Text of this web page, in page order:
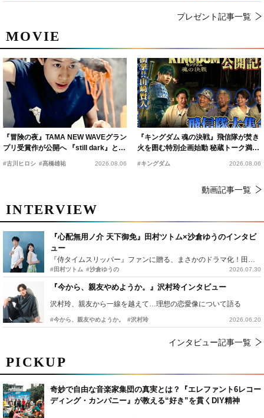
PICKUP
奇妙で自由な音楽家集団の真実とは？『エレファント6レコー
ディング・カンパニー』が教える“好き”を貫くDIY精神
MOVIE
『冒険の夜』TAMA NEW WAVEグラン
プリ受賞作が公開へ 『still dark』と同
時上映決定
#古川ヒロシ #髙橋雄祐 2026.08.06
『キングダム 魂の決戦』飛信隊が焚き
火を囲む特別企画始動 秘蔵トーク満載
の“キングダムキャンプ”開催
#キングダム 2026.08.06
動画記事一覧
INTERVIEW
『心配無用ノ介 天下御免』田村ツトム×沙倉ゆうのインタビ
ュー
『侍タイムスリッパー』ファンに贈る、まさかのドラマ化！田村ツトム×沙倉ゆうのが語る『心配無用ノ介』撮影秘話
#田村ツトム #沙倉ゆうの 2026.07.30
『今から、親友やめようか。』沢村玲インタビュー
沢村玲、親友から一線を越えて…理想の恋愛像について語る
#今から、親友やめようか。 #沢村玲 2026.06.20
インタビュー記事一覧
プレゼント記事一覧